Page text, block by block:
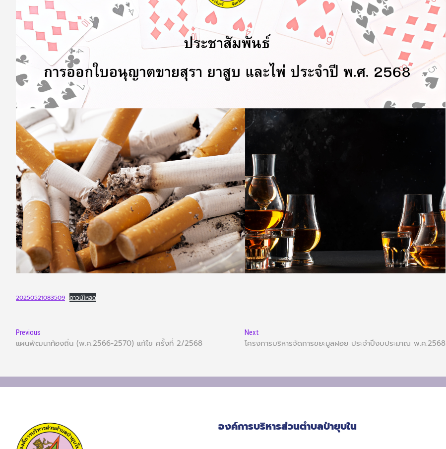
20250521083509 ดาวน์โหลด
Previous
แผนพัฒนาท้องถิ่น (พ.ศ.2566-2570) แก้ไข ครั้งที่ 2/2568
Next
โครงการบริหารจัดการขยะมูลฝอย ประจำปีงบประมาณ พ.ศ.2568
องค์การบริหารส่วนตำบลป่ายุบใน